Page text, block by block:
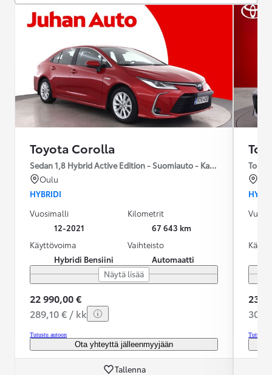
Toyota Corolla
Sedan 1,8 Hybrid Active Edition - Suomiauto - Kaksiomisteinen -
Oulu
HYBRIDI
Vuosimalli
12-2021
Kilometrit
67 643 km
Käyttövoima
Hybridi Bensiini
Vaihteisto
Automaatti
Näytä lisää
22 990,00 €
289,10 € / kk
Tutustu autoon
Ota yhteyttä jälleenmyyjään
Tallenna
23
Tutustu